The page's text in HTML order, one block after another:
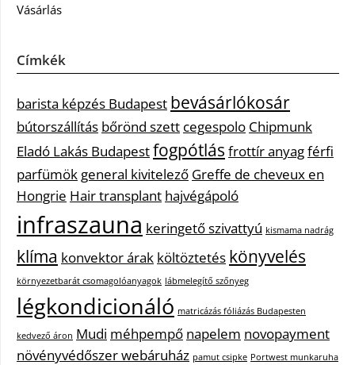
Vásárlás
Címkék
barista képzés Budapest bevásárlókosár
bútorszállítás bőrönd szett cegespolo Chipmunk
Eladó Lakás Budapestfogpótlás frottír anyagférfi
parfümök general kivitelező Greffe de cheveux en
Hongrie Hair transplant hajvégápoló
infraszauna keringető szivattyú kismama nadrág
klíma konvektor árak költöztetés könyvelés
környezetbarát csomagolóanyagok lábmelegítő szőnyeg
légkondicionáló matricázás fóliázás Budapesten
kedvező áron Mudi méhpempő napelem novopayment
növényvédőszer webáruház pamut csipke Portwest munkaruha